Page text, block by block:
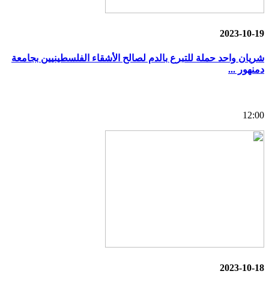
2023-10-19
شريان واحد حملة للتبرع بالدم لصالح الأشقاء الفلسطينيين بجامعة
دمنهور ...
12:00
2023-10-18